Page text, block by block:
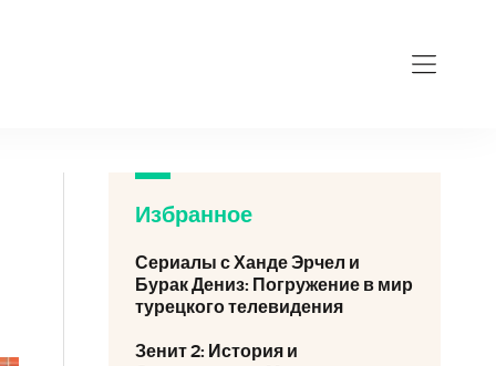
Избранное
Сериалы с Ханде Эрчел и
Бурак Дениз: Погружение в мир
турецкого телевидения
Зенит 2: История и